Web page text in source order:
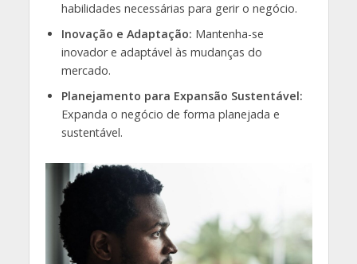
habilidades necessárias para gerir o negócio.
Inovação e Adaptação: Mantenha-se
inovador e adaptável às mudanças do
mercado.
Planejamento para Expansão Sustentável:
Expanda o negócio de forma planejada e
sustentável.